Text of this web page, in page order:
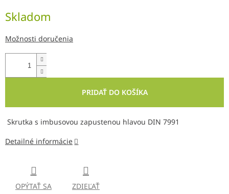
cena:
Skladom
Možnosti doručenia
PRIDAŤ DO KOŠÍKA
Skrutka s imbusovou zapustenou hlavou DIN 7991
Detailné informácie
OPÝTAŤ SA ZDIEĽAŤ